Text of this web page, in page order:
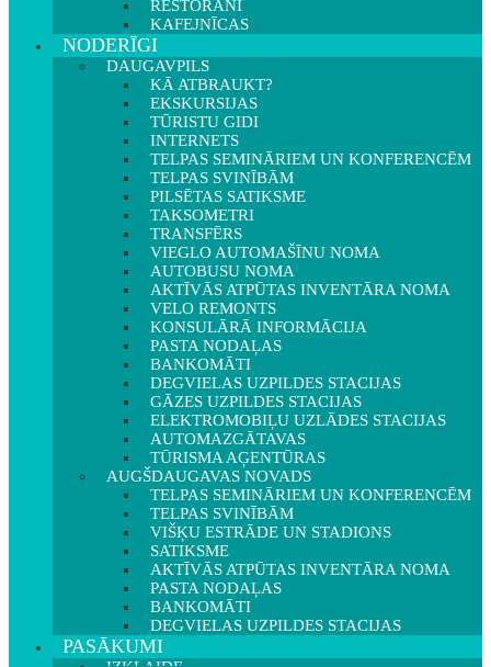
RESTORĀNI
KAFEJNĪCAS
NODERĪGI
DAUGAVPILS
KĀ ATBRAUKT?
EKSKURSIJAS
TŪRISTU GIDI
INTERNETS
TELPAS SEMINĀRIEM UN KONFERENCĒM
TELPAS SVINĪBĀM
PILSĒTAS SATIKSME
TAKSOMETRI
TRANSFĒRS
VIEGLO AUTOMAŠĪNU NOMA
AUTOBUSU NOMA
AKTĪVĀS ATPŪTAS INVENTĀRA NOMA
VELO REMONTS
KONSULĀRĀ INFORMĀCIJA
PASTA NODAĻAS
BANKOMĀTI
DEGVIELAS UZPILDES STACIJAS
GĀZES UZPILDES STACIJAS
ELEKTROMOBIĻU UZLĀDES STACIJAS
AUTOMAZGĀTAVAS
TŪRISMA AĢENTŪRAS
AUGŠDAUGAVAS NOVADS
TELPAS SEMINĀRIEM UN KONFERENCĒM
TELPAS SVINĪBĀM
VIŠĶU ESTRĀDE UN STADIONS
SATIKSME
AKTĪVĀS ATPŪTAS INVENTĀRA NOMA
PASTA NODAĻAS
BANKOMĀTI
DEGVIELAS UZPILDES STACIJAS
PASĀKUMI